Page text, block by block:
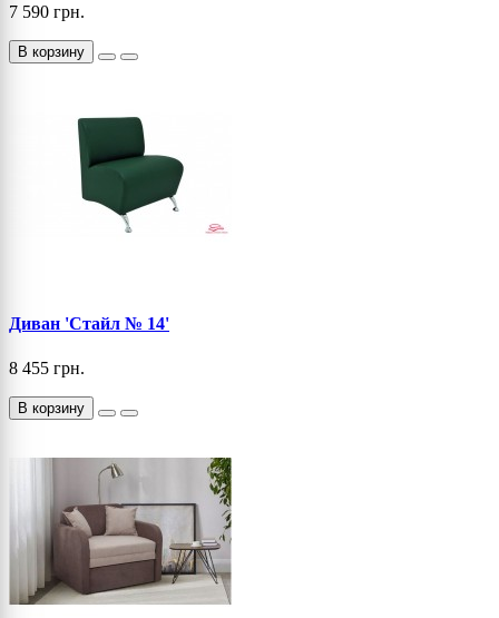
7 590 грн.
В корзину
Диван 'Стайл № 14'
8 455 грн.
В корзину